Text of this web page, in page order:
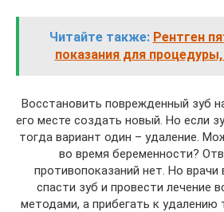
Читайте также: Рентген
показания для
Восстановить поврежденный зуб
его месте создать новый. Но если
тогда вариант один – удаление.
во время беременности?
противопоказаний нет. Но
спасти зуб и провести лечение
методами, а прибегать к удалению